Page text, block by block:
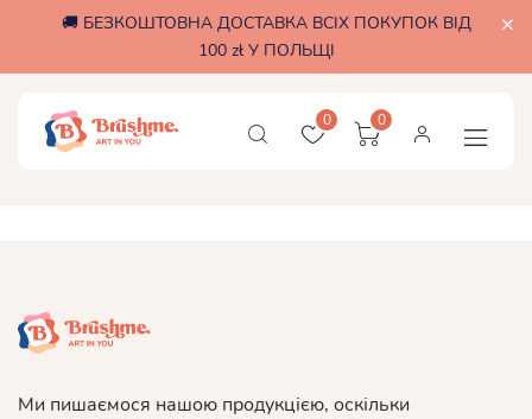
🚚 БЕЗКОШТОВНА ДОСТАВКА ВСІХ ПОКУПОК ВІД
100 zł У ПОЛЬЩІ
0 0
Ми пишаємося нашою продукцією, оскільки